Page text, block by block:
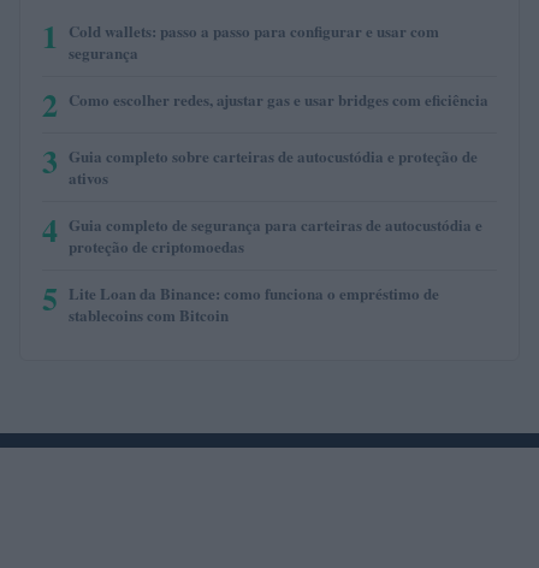
1
Cold wallets: passo a passo para configurar e usar com
segurança
2 Como escolher redes, ajustar gas e usar bridges com eficiência
3 Guia completo sobre carteiras de autocustódia e proteção de
ativos
4 Guia completo de segurança para carteiras de autocustódia e
proteção de criptomoedas
5 Lite Loan da Binance: como funciona o empréstimo de
stablecoins com Bitcoin